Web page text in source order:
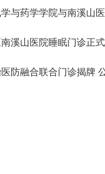
与药学学院与南溪山
溪山医院睡眠门诊正
防融合联合门诊揭牌